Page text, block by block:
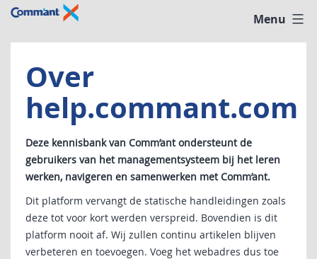
Ga
de
help
Menu
Over
help.commant.com
Deze kennisbank van Comm’ant ondersteunt de
gebruikers van het managementsysteem bij het leren
werken, navigeren en samenwerken met Comm’ant.
Dit platform vervangt de statische handleidingen zoals
deze tot voor kort werden verspreid. Bovendien is dit
platform nooit af. Wij zullen continu artikelen blijven
verbeteren en toevoegen. Voeg het webadres dus toe